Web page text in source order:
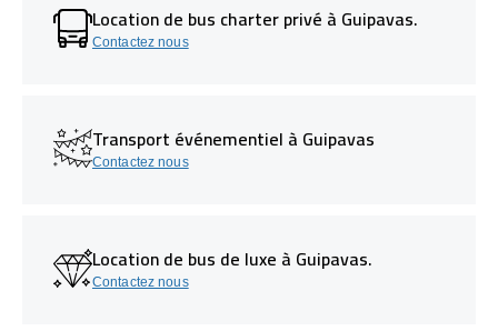
Location de bus charter privé à Guipavas.
Contactez nous
Transport événementiel à Guipavas
Contactez nous
Location de bus de luxe à Guipavas.
Contactez nous